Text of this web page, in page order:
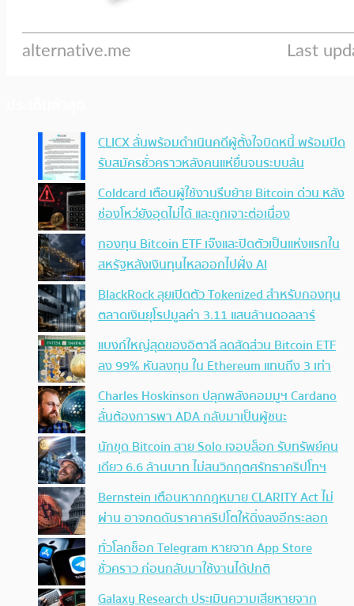
CLICX ลั่นพร้อมดำเนินคดีผู้ตั้งใจบิดหนี้ พร้อมปิด
รับสมัครชั่วคราวหลังคนแห่ยื่นจนระบบล้น
Coldcard เตือนผู้ใช้งานรีบย้าย Bitcoin ด่วน หลัง
ช่องโหว่ยังอุดไม่ได้ และถูกเจาะต่อเนื่อง
กองทุน Bitcoin ETF เจ๊งและปิดตัวเป็นแห่งแรกใน
สหรัฐหลังเงินทุนไหลออกไปฝั่ง AI
BlackRock ลุยเปิดตัว Tokenized สำหรับกองทุน
ตลาดเงินยุโรปมูลค่า 3.11 แสนล้านดอลลาร์
แบงก์ใหญ่สุดของอิตาลี ลดสัดส่วน Bitcoin ETF
ลง 99% หันลงทุน ใน Ethereum แทนถึง 3 เท่า
Charles Hoskinson ปลุกพลังคอมมูฯ Cardano
ลั่นต้องการพา ADA กลับมาเป็นผู้ชนะ
นักขุด Bitcoin สาย Solo เจอบล็อก รับทรัพย์คน
เดียว 6.6 ล้านบาท ไม่สนวิกฤตศรัทธาคริปโทฯ
Bernstein เตือนหากกฎหมาย CLARITY Act ไม่
ผ่าน อาจกดดันราคาคริปโตให้ดิ่งลงอีกระลอก
ทั่วโลกช็อก Telegram หายจาก App Store
ชั่วคราว ก่อนกลับมาใช้งานได้ปกติ
Galaxy Research ประเมินความเสียหายจาก